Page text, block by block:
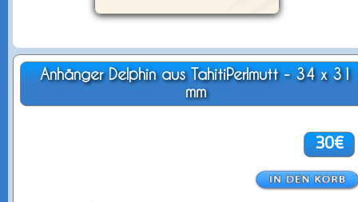
Anhänger Delphin aus TahitiPerlmutt - 34 x 31
mm
30€